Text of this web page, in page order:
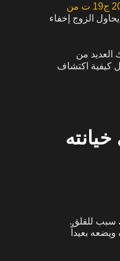
201 ج19 ت من
الزوج إخفاء
العديد من
كيفية اكتشاف
على خيانته
سبب للقلق.
بعيداً